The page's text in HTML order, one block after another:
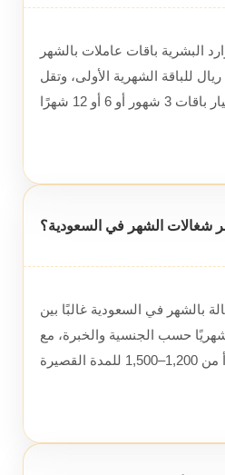
البشرية باقات عاملات بالشهر
بأسعار تبدأ من نحو 2,415 ريال للباقة الشهرية الأولى، وتقل
شغالات الشهر في السعودية؟
بالشهر في السعودية غالبًا بين
2,500 ريال شهريًا حسب الجنسية والخبرة، مع